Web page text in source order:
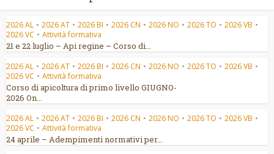
2026 AL • 2026 AT • 2026 BI • 2026 CN • 2026 NO • 2026 TO • 2026 VB •
2026 VC • Attività formativa
21 e 22 luglio – Api regine – Corso di...
2026 AL • 2026 AT • 2026 BI • 2026 CN • 2026 NO • 2026 TO • 2026 VB •
2026 VC • Attività formativa
Corso di apicoltura di primo livello GIUGNO-
2026 On...
2026 AL • 2026 AT • 2026 BI • 2026 CN • 2026 NO • 2026 TO • 2026 VB •
2026 VC • Attività formativa
24 aprile – Adempimenti normativi per...